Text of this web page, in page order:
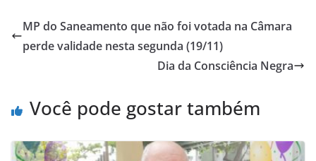
MP do Saneamento que não foi votada na Câmara
perde validade nesta segunda (19/11)
Dia da Consciência Negra
Você pode gostar também